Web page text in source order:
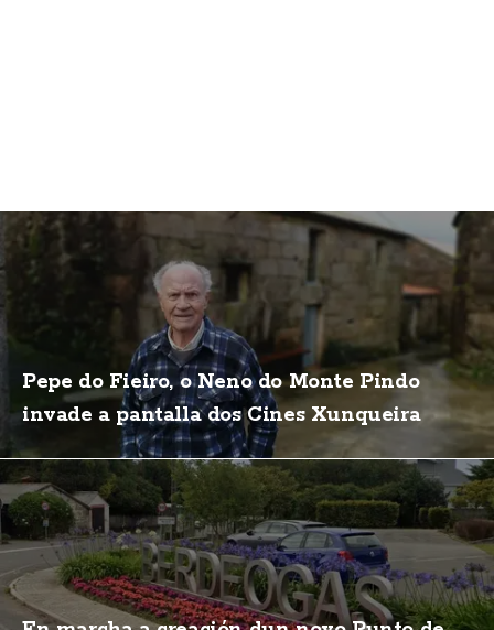
Pepe do Fieiro, o Neno do Monte Pindo
invade a pantalla dos Cines Xunqueira